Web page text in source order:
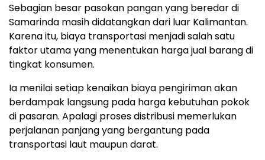
Sebagian besar pasokan pangan yang beredar di
Samarinda masih didatangkan dari luar Kalimantan.
Karena itu, biaya transportasi menjadi salah satu
faktor utama yang menentukan harga jual barang di
tingkat konsumen.
Ia menilai setiap kenaikan biaya pengiriman akan
berdampak langsung pada harga kebutuhan pokok
di pasaran. Apalagi proses distribusi memerlukan
perjalanan panjang yang bergantung pada
transportasi laut maupun darat.